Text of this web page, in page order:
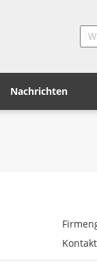
Nachrichten
Kontakt